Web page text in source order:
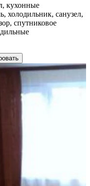
кухонные
холодильник, санузел,
спутниковое